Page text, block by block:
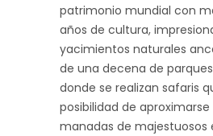
patrimonio mundial con
años de cultura,
yacimientos naturales
de una decena de
donde se realizan safaris
posibilidad de
manadas de majestuosos